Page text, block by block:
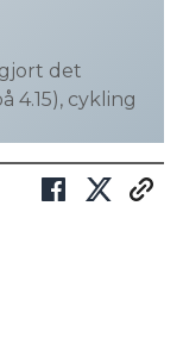
det
4.15), cykling